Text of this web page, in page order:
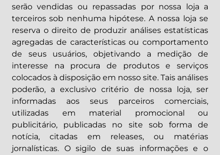
serão vendidas ou repassadas por nossa loja a
terceiros sob nenhuma hipótese. A nossa loja se
reserva o direito de produzir análises estatísticas
agregadas de características ou comportamento
de seus usuários, objetivando a medição de
interesse na procura de produtos e serviços
colocados à disposição em nosso site. Tais análises
poderão, a exclusivo critério de nossa loja, ser
informadas aos seus parceiros comerciais,
utilizadas em material promocional ou
publicitário, publicadas no site sob forma de
notícia, citadas em releases, ou matérias
jornalísticas. O sigilo de suas informações e o